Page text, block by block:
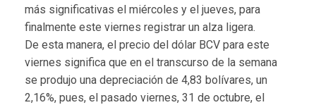
más significativas el miércoles y el jueves, para
finalmente este viernes registrar un alza ligera.
De esta manera, el precio del dólar BCV para este
viernes significa que en el transcurso de la semana
se produjo una depreciación de 4,83 bolívares, un
2,16%, pues, el pasado viernes, 31 de octubre, el